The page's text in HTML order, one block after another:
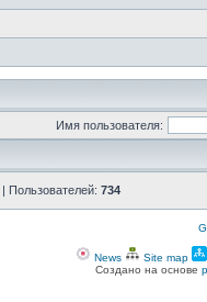
Имя пользователя:
| Пользователей: 734
News Site map
Создано на основе